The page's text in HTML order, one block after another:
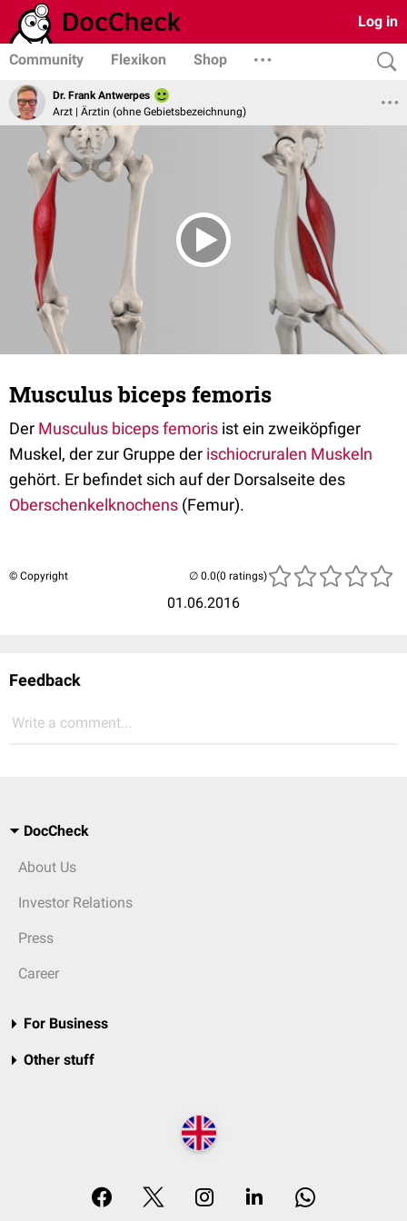
Log in
Community Flexikon Shop
Dr. Frank Antwerpes
Arzt | Ärztin (ohne Gebietsbezeichnung)
Musculus biceps femoris
Der Musculus biceps femoris ist ein zweiköpfiger
Muskel, der zur Gruppe der ischiocruralen Muskeln
gehört. Er befindet sich auf der Dorsalseite des
Oberschenkelknochens (Femur).
© Copyright
01.06.2016
(0 ratings)
Feedback
Write a comment...
DocCheck
About Us
Investor Relations
Press
Career
For Business
Other stuff